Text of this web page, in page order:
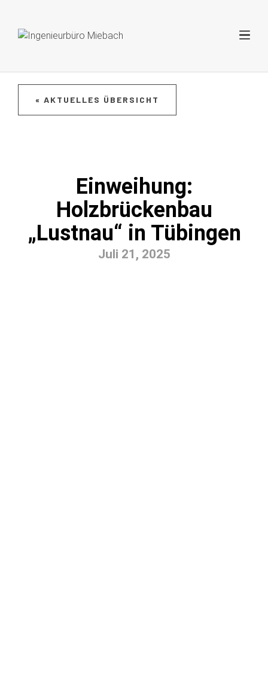
« AKTUELLES ÜBERSICHT
Einweihung:
Holzbrückenbau
„Lustnau“ in Tübingen
Juli 21, 2025